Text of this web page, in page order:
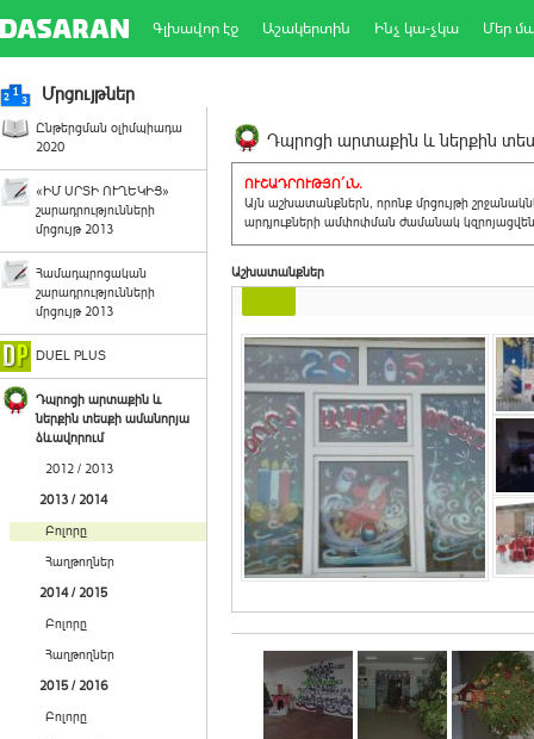
Գլխավոր էջ Աշակերտին Ինչ կա-չկա Մեր
Մրցույթներ
Ընթերցման օլիմպիադա
2020
«ԻՄ ՍՐՏԻ ՈՒՂԵԿԻՑ»
շարադրությունների
մրցույթ 2013
Համադպրոցական
շարադրությունների
մրցույթ 2013
DUEL PLUS
Դպրոցի արտաքին և
ներքին տեսքի ամանորյա
ձևավորում
2012 / 2013
2013 / 2014
Բոլորը
Հաղթողներ
2014 / 2015
Բոլորը
Հաղթողներ
2015 / 2016
Բոլորը
Դպրոցի արտաքին և ներքին
ՈՒՇԱԴՐՈՒԹՅՈ´ւՆ.
Այն աշխատանքներն, որոնք մրցույթի
արդյուքների ամփոփման ժամանակ
Աշխատանքներ